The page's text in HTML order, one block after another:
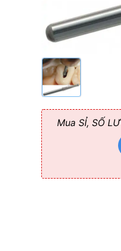
Mua SỈ, SỐ